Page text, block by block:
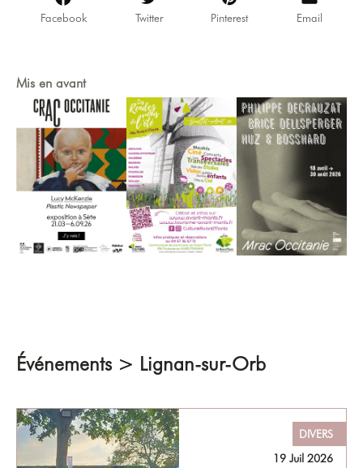
Facebook Twitter Pinterest Email
Mis en avant
Événements > Lignan-sur-Orb
DIVERS
19 Juil 2026